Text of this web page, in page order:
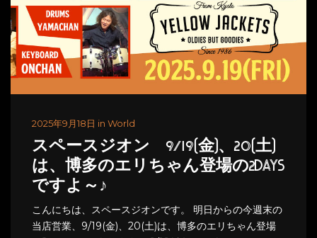
2025年9月18日 in World
スペースジオン 9/19(金)、20(土)
は、博多のエリちゃん登場の2DAYS
ですよ～♪
こんにちは、スペースジオンです。 明日からの今週末の
当店営業、9/19(金)、20(土)は、博多のエリちゃん登場